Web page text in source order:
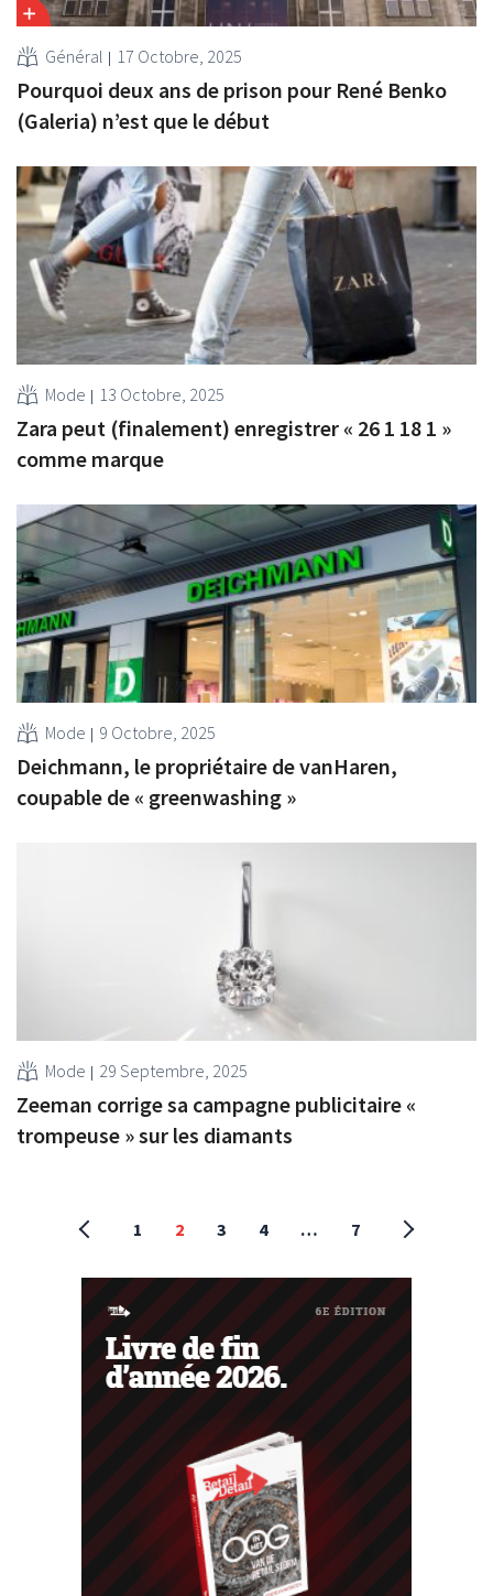
Général 17 Octobre, 2025
Pourquoi deux ans de prison pour René Benko
(Galeria) n’est que le début
Mode 13 Octobre, 2025
Zara peut (finalement) enregistrer « 26 1 18 1 »
comme marque
Mode 9 Octobre, 2025
Deichmann, le propriétaire de vanHaren,
coupable de « greenwashing »
Mode 29 Septembre, 2025
Zeeman corrige sa campagne publicitaire «
trompeuse » sur les diamants
1 2 3 4 … 7